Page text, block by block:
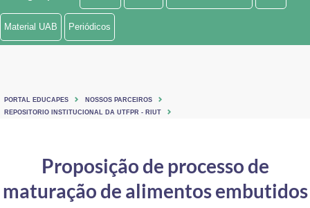
Ministério de Minas e Energia
Ministério do Turismo
Controladoria-Geral da União
Ministério da Mulher, da Família e dos Direitos Humanos
Material UAB Periódicos
PORTAL EDUCAPES
NOSSOS PARCEIROS
REPOSITORIO INSTITUCIONAL DA UTFPR - RIUT
Proposição de processo de
maturação de alimentos embutidos